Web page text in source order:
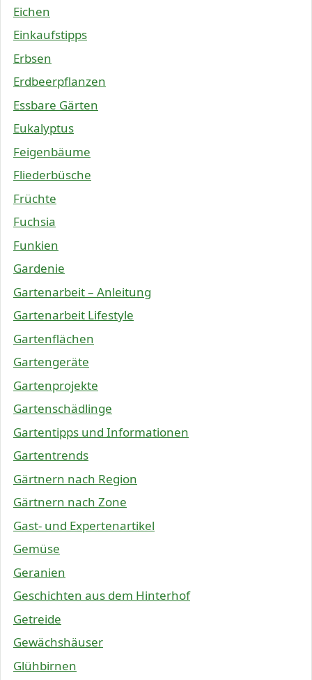
Eichen
Einkaufstipps
Erbsen
Erdbeerpflanzen
Essbare Gärten
Eukalyptus
Feigenbäume
Fliederbüsche
Früchte
Fuchsia
Funkien
Gardenie
Gartenarbeit – Anleitung
Gartenarbeit Lifestyle
Gartenflächen
Gartengeräte
Gartenprojekte
Gartenschädlinge
Gartentipps und Informationen
Gartentrends
Gärtnern nach Region
Gärtnern nach Zone
Gast- und Expertenartikel
Gemüse
Geranien
Geschichten aus dem Hinterhof
Getreide
Gewächshäuser
Glühbirnen